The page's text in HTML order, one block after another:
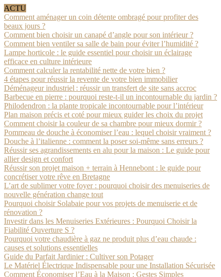
ACTU
Comment aménager un coin détente ombragé pour profiter des
beaux jours ?
Comment bien choisir un canapé d’angle pour son intérieur ?
Comment bien ventiler sa salle de bain pour éviter l’humidité ?
Lampe horticole : le guide essentiel pour choisir un éclairage
efficace en culture intérieure
Comment calculer la rentabilité nette de votre bien ?
4 étapes pour réussir la revente de votre bien immobilier
Déménageur industriel : réussir un transfert de site sans accroc
Barbecue en pierre : pourquoi reste-t-il un incontournable du jardin ?
Philodendron : la plante tropicale incontournable pour l’intérieur
Plan maison précis et coté pour mieux guider les choix du projet
Comment choisir la couleur de sa chambre pour mieux dormir ?
Pommeau de douche à économiser l’eau : lequel choisir vraiment ?
Douche à l’italienne : comment la poser soi-même sans erreurs ?
Réussir ses agrandissements en alu pour la maison : Le guide pour
allier design et confort
Réussir son projet maison + terrain à Hennebont : le guide pour
concrétiser votre rêve en Bretagne
L’art de sublimer votre foyer : pourquoi choisir des menuiseries de
nouvelle génération change tout
Pourquoi choisir Solabaie pour vos projets de menuiserie et de
rénovation ?
Investir dans les Menuiseries Extérieures : Pourquoi Choisir la
Fiabilité Ouverture S ?
Pourquoi votre chaudière à gaz ne produit plus d’eau chaude :
causes et solutions essentielles
Guide du Parfait Jardinier : Cultiver son Potager
Le Matériel Électrique Indispensable pour une Installation Sécurisée
Comment Économiser l’Eau à la Maison : Gestes Simples